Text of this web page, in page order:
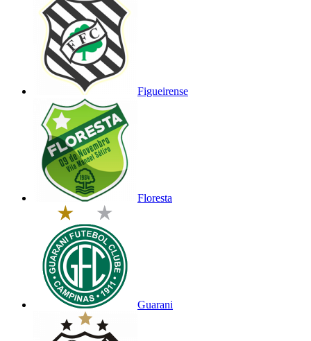
Figueirense
Floresta
Guarani